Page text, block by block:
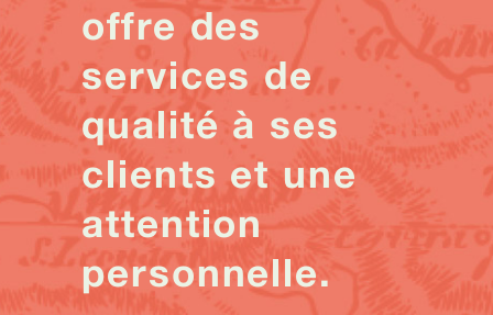
offre des
services de
qualité à ses
clients et une
attention
personnelle.